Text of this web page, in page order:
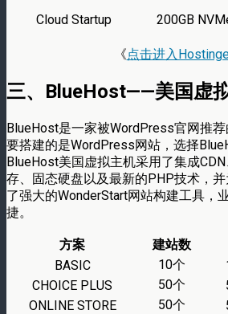
Cloud Startup
200GB
《点击进入
三、BlueHost——美国虚
BlueHost是一家被WordPress官网推
要搭建的是WordPress网站，选择
BlueHost美国虚拟主机采用了集成
存、固态硬盘以及最新的PHP技术，
了强大的WonderStart网站构建工具，
捷。
方案 建站数
BASIC
10个
CHOICE PLUS
50个
ONLINE STORE
50个